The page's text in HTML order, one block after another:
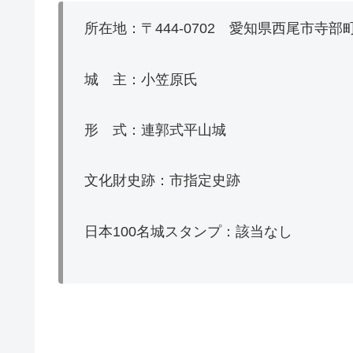
所在地：〒444‐0702 愛知県西尾市寺部
城 主：小笠原氏
形 式：連郭式平山城
文化財史跡：市指定史跡
日本100名城スタンプ：該当なし